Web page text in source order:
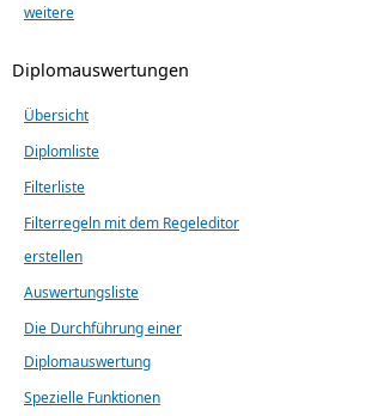
weitere
Diplomauswertungen
Übersicht
Diplomliste
Filterliste
Filterregeln mit dem Regeleditor
erstellen
Auswertungsliste
Die Durchführung einer
Diplomauswertung
Spezielle Funktionen